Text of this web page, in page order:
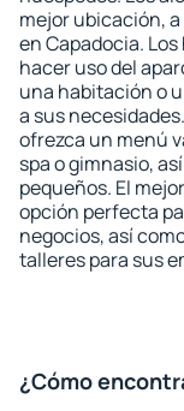
mejor ubicación,
en Capadocia.
hacer uso del
una habitación o
a sus
ofrezca un menú
spa o gimnasio,
pequeños. El
opción perfecta
negocios, así
talleres para sus
¿Cómo